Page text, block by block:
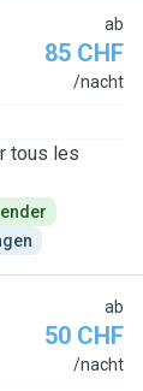
ab
85 CHF
/nacht
tous les
ab
50 CHF
/nacht